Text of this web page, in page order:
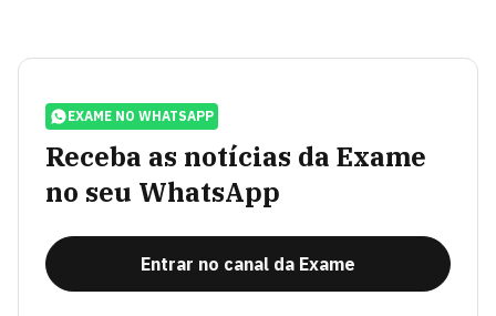
EXAME NO WHATSAPP
Receba as notícias da Exame
no seu WhatsApp
Entrar no canal da Exame